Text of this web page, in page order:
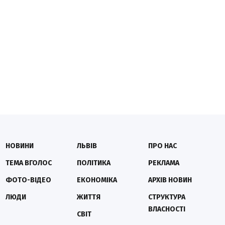
НОВИНИ
ТЕМА ВГОЛОС
ФОТО-ВІДЕО
ЛЮДИ
ЛЬВІВ
ПОЛІТИКА
ЕКОНОМІКА
ЖИТТЯ
СВІТ
ПРО НАС
РЕКЛАМА
АРХІВ НОВИН
СТРУКТУРА
ВЛАСНОСТІ